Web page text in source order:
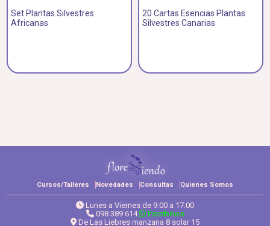
Set Plantas Silvestres
Africanas
20 Cartas Esencias Plantas
Silvestres Canarias
Cursos/Talleres Novedades Consultas Quienes Somos
Lunes a Viernes de 9:00 a 17:00
098 389 614
Escribinos
De Las Liebres manzana 8 solar 15